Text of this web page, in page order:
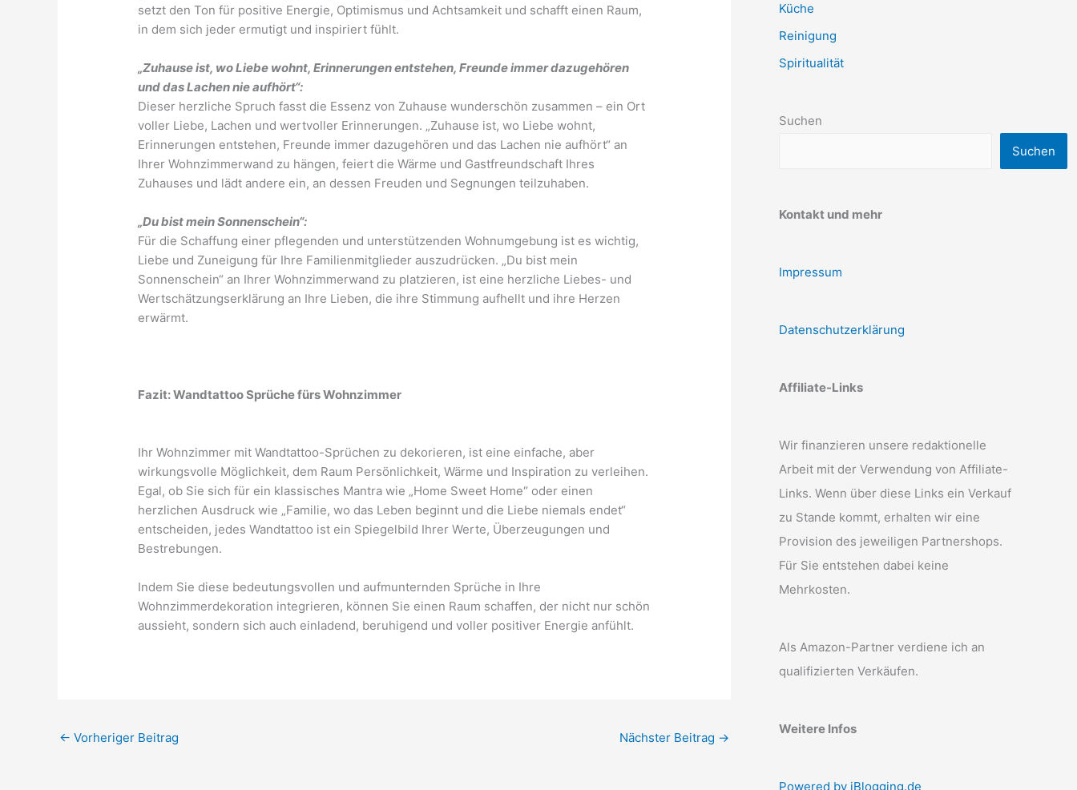
setzt den Ton für positive Energie, Optimismus und Achtsamkeit und schafft einen Raum,
in dem sich jeder ermutigt und inspiriert fühlt.
„Zuhause ist, wo Liebe wohnt, Erinnerungen entstehen, Freunde immer dazugehören
und das Lachen nie aufhört“:
Dieser herzliche Spruch fasst die Essenz von Zuhause wunderschön zusammen – ein Ort
voller Liebe, Lachen und wertvoller Erinnerungen. „Zuhause ist, wo Liebe wohnt,
Erinnerungen entstehen, Freunde immer dazugehören und das Lachen nie aufhört“ an
Ihrer Wohnzimmerwand zu hängen, feiert die Wärme und Gastfreundschaft Ihres
Zuhauses und lädt andere ein, an dessen Freuden und Segnungen teilzuhaben.
„Du bist mein Sonnenschein“:
Für die Schaffung einer pflegenden und unterstützenden Wohnumgebung ist es wichtig,
Liebe und Zuneigung für Ihre Familienmitglieder auszudrücken. „Du bist mein
Sonnenschein“ an Ihrer Wohnzimmerwand zu platzieren, ist eine herzliche Liebes- und
Wertschätzungserklärung an Ihre Lieben, die ihre Stimmung aufhellt und ihre Herzen
erwärmt.
Fazit: Wandtattoo Sprüche fürs Wohnzimmer
Ihr Wohnzimmer mit Wandtattoo-Sprüchen zu dekorieren, ist eine einfache, aber
wirkungsvolle Möglichkeit, dem Raum Persönlichkeit, Wärme und Inspiration zu verleihen.
Egal, ob Sie sich für ein klassisches Mantra wie „Home Sweet Home“ oder einen
herzlichen Ausdruck wie „Familie, wo das Leben beginnt und die Liebe niemals endet“
entscheiden, jedes Wandtattoo ist ein Spiegelbild Ihrer Werte, Überzeugungen und
Bestrebungen.
Indem Sie diese bedeutungsvollen und aufmunternden Sprüche in Ihre
Wohnzimmerdekoration integrieren, können Sie einen Raum schaffen, der nicht nur schön
aussieht, sondern sich auch einladend, beruhigend und voller positiver Energie anfühlt.
← Vorheriger Beitrag Nächster Beitrag →
Küche
Reinigung
Spiritualität
Suchen
Suchen
Kontakt und mehr
Impressum
Datenschutzerklärung
Affiliate-Links
Wir finanzieren unsere redaktionelle
Arbeit mit der Verwendung von Affiliate-
Links. Wenn über diese Links ein Verkauf
zu Stande kommt, erhalten wir eine
Provision des jeweiligen Partnershops.
Für Sie entstehen dabei keine
Mehrkosten.
Als Amazon-Partner verdiene ich an
qualifizierten Verkäufen.
Weitere Infos
Powered by iBlogging.de